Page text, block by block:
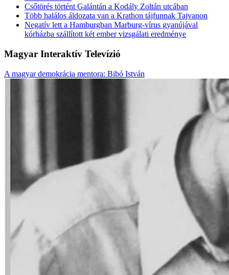
Csőtörés történt Galántán a Kodály Zoltán utcában
Több halálos áldozata van a Krathon tájfunnak Tajvanon
Negatív lett a Hamburgban Marburg-vírus gyanújával
kórházba szállított két ember vizsgálati eredménye
Magyar Interaktív Televízió
A magyar demokrácia mentora: Bibó István